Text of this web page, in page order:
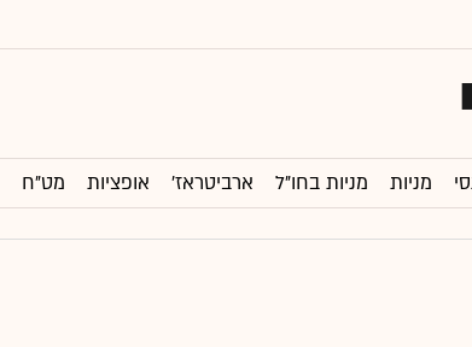
מניות מניות בחו"ל ארביטראז' אופציות מט"ח